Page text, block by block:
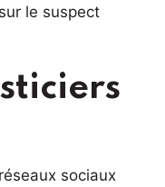
le suspect
sociaux